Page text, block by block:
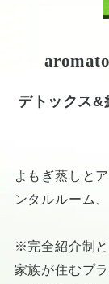
デトックス&
よもぎ蒸しと
ンタルルーム
※完全紹介制と
家族が住むプ